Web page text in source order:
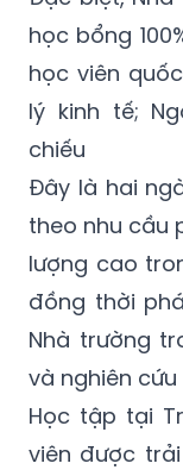
học bổng
học viên
lý kinh tế;
chiếu
Đây là hai
theo nhu cầu
lượng cao
đồng thời
Nhà trường
và nghiên
Học tập tại
viên được